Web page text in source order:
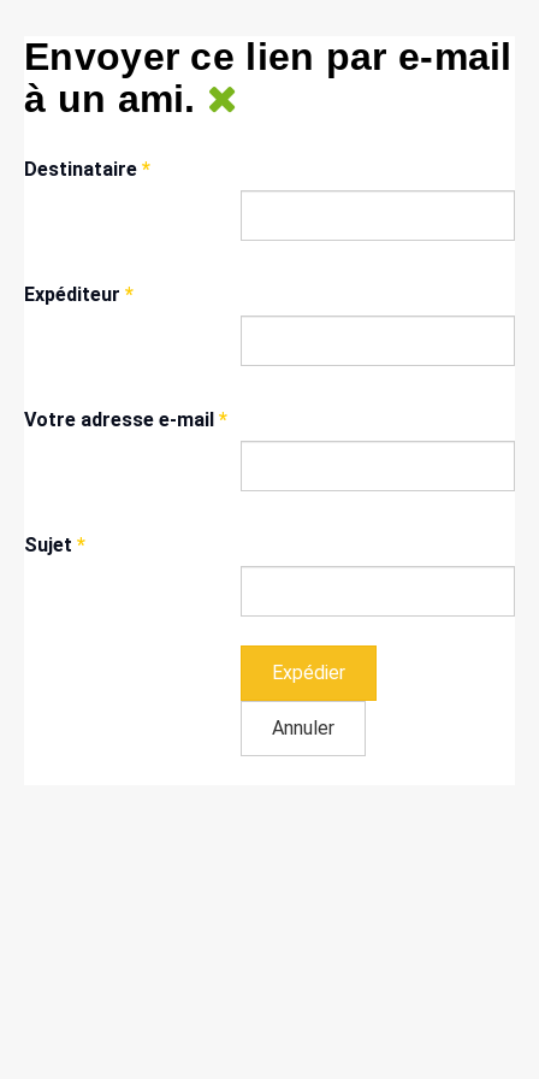
Envoyer ce lien par e-mail
à un ami.
Destinataire *
Expéditeur *
Votre adresse e-mail *
Sujet *
Expédier
Annuler